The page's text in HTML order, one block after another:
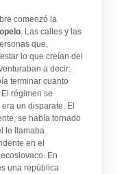
comenzó la
. Las calles y las
que,
lo que creían del
a decir:
terminar cuanto
régimen se
un disparate. El
se había tornado
le llamaba
en el
En
una república